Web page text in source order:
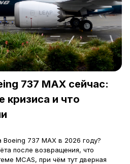
737 MAX сейчас:
кризиса и что
Boeing 737 MAX в 2026 году?
после возвращения, что
MCAS, при чём тут дверная